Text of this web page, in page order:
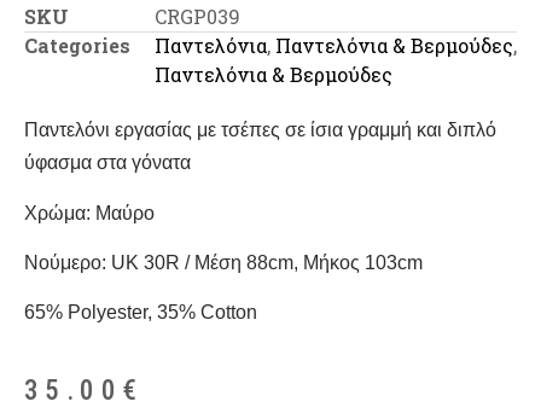
SKU
CRGP039
Categories
Παντελόνια, Παντελόνια & Βερμούδες,
Παντελόνια & Βερμούδες
Παντελόνι εργασίας με τσέπες σε ίσια γραμμή και διπλό
ύφασμα στα γόνατα
Χρώμα: Μαύρο
Νούμερο: UK 30R / Μέση 88cm, Μήκος 103cm
65% Polyester, 35% Cotton
35.00 €